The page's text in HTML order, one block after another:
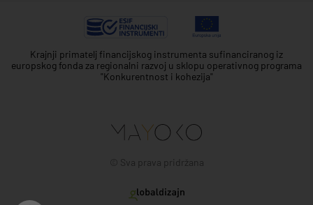
Krajnji primatelj financijskog instrumenta sufinanciranog iz
europskog fonda za regionalni razvoj u sklopu operativnog programa
"Konkurentnost i kohezija"
© Sva prava pridržana